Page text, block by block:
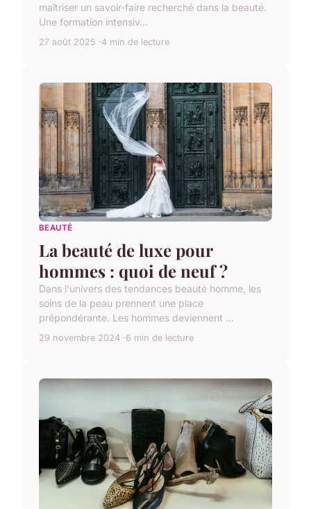
maîtriser un savoir-faire recherché dans la beauté.
Une formation intensiv...
27 août 2025 4 min de lecture
BEAUTÉ
La beauté de luxe pour
hommes : quoi de neuf ?
Dans l'univers des tendances beauté homme, les
soins de la peau prennent une place
prépondérante. Les hommes deviennent ...
29 novembre 2024 6 min de lecture